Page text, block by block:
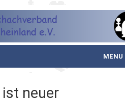
MENU
neuer